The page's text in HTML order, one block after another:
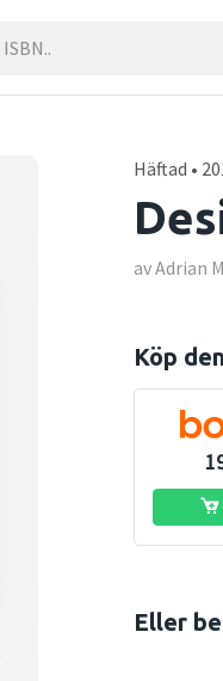
Häftad •
av Adrian
Köp
Eller